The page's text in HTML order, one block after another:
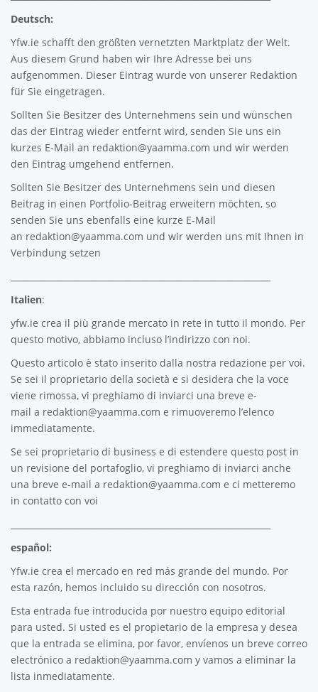
Deutsch:
Yfw.ie schafft den größten vernetzten Marktplatz der Welt.
Aus diesem Grund haben wir Ihre Adresse bei uns
aufgenommen. Dieser Eintrag wurde von unserer Redaktion
für Sie eingetragen.
Sollten Sie Besitzer des Unternehmens sein und wünschen
das der Eintrag wieder entfernt wird, senden Sie uns ein
kurzes E-Mail an redaktion@yaamma.com und wir werden
den Eintrag umgehend entfernen.
Sollten Sie Besitzer des Unternehmens sein und diesen
Beitrag in einen Portfolio-Beitrag erweitern möchten, so
senden Sie uns ebenfalls eine kurze E-Mail
an redaktion@yaamma.com und wir werden uns mit Ihnen in
Verbindung setzen
Italien:
yfw.ie crea il più grande mercato in rete in tutto il mondo. Per
questo motivo, abbiamo incluso l’indirizzo con noi.
Questo articolo è stato inserito dalla nostra redazione per voi.
Se sei il proprietario della società e si desidera che la voce
viene rimossa, vi preghiamo di inviarci una breve e-
mail a redaktion@yaamma.com e rimuoveremo l’elenco
immediatamente.
Se sei proprietario di business e di estendere questo post in
un revisione del portafoglio, vi preghiamo di inviarci anche
una breve e-mail a redaktion@yaamma.com e ci metteremo
in contatto con voi
español:
Yfw.ie crea el mercado en red más grande del mundo. Por
esta razón, hemos incluido su dirección con nosotros.
Esta entrada fue introducida por nuestro equipo editorial
para usted. Si usted es el propietario de la empresa y desea
que la entrada se elimina, por favor, envíenos un breve correo
electrónico a redaktion@yaamma.com y vamos a eliminar la
lista inmediatamente.